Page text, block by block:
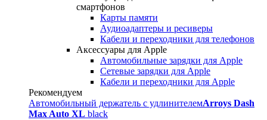
смартфонов
Карты памяти
Аудиоадаптеры и ресиверы
Кабели и переходники для телефонов
Аксессуары для Apple
Автомобильные зарядки для Apple
Сетевые зарядки для Apple
Кабели и переходники для Apple
Рекомендуем
Автомобильный держатель с удлинителемArroys Dash
Max Auto XL black